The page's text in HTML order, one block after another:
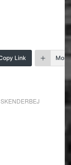
Link More